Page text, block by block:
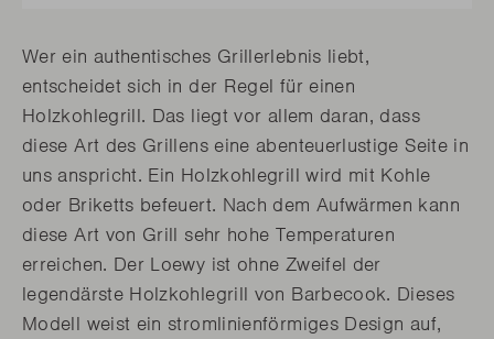
Wer ein authentisches Grillerlebnis liebt,
entscheidet sich in der Regel für einen
Holzkohlegrill. Das liegt vor allem daran, dass
diese Art des Grillens eine abenteuerlustige Seite in
uns anspricht. Ein Holzkohlegrill wird mit Kohle
oder Briketts befeuert. Nach dem Aufwärmen kann
diese Art von Grill sehr hohe Temperaturen
erreichen. Der Loewy ist ohne Zweifel der
legendärste Holzkohlegrill von Barbecook. Dieses
Modell weist ein stromlinienförmiges Design auf,